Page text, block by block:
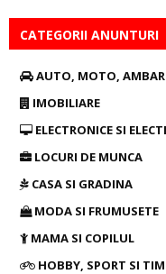
CATEGORII ANUNTURI
AUTO, MOTO,
IMOBILIARE
ELECTRONICE SI
LOCURI DE MUNCA
CASA SI GRADINA
MODA SI FRUMUSETE
MAMA SI COPILUL
HOBBY, SPORT SI